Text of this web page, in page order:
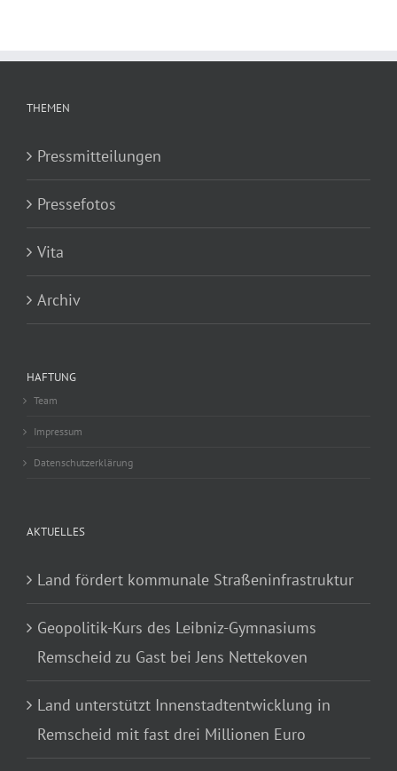
THEMEN
Pressmitteilungen
Pressefotos
Vita
Archiv
HAFTUNG
Team
Impressum
Datenschutzerklärung
AKTUELLES
Land fördert kommunale Straßeninfrastruktur
Geopolitik-Kurs des Leibniz-Gymnasiums
Remscheid zu Gast bei Jens Nettekoven
Land unterstützt Innenstadtentwicklung in
Remscheid mit fast drei Millionen Euro